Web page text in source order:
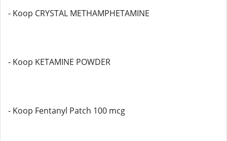
- Koop CRYSTAL METHAMPHETAMINE
- Koop KETAMINE POWDER
- Koop Fentanyl Patch 100 mcg